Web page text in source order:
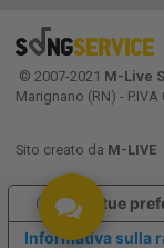
© 2007-2021 M-Live
Marignano (RN) -
Sito creato da M-LIVE
Informativa sulla
Le tue